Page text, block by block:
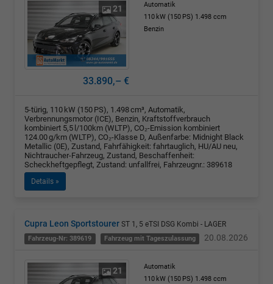
21
Automatik
110 kW (150 PS) 1.498 ccm
Benzin
33.890,– €
5-türig, 110 kW (150 PS), 1.498 cm³, Automatik,
Verbrennungsmotor (ICE), Benzin, Kraftstoffverbrauch
kombiniert 5,5 l/100km (WLTP), CO₂-Emission kombiniert
124.00 g/km (WLTP), CO₂-Klasse D, Außenfarbe: Midnight Black
Metallic (0E), Zustand, Fahrfähigkeit: fahrtauglich, HU/AU neu,
Nichtraucher-Fahrzeug, Zustand, Beschaffenheit:
Scheckheftgepflegt, Zustand: unfallfrei, Fahrzeugnr.: 389618
Details »
Cupra Leon Sportstourer ST 1, 5 eTSI DSG Kombi - LAGER
Fahrzeug-Nr: 389619 Fahrzeug mit Tageszulassung 20.08.2026
21
Automatik
110 kW (150 PS) 1.498 ccm